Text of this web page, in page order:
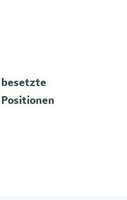
besetzte
Positionen